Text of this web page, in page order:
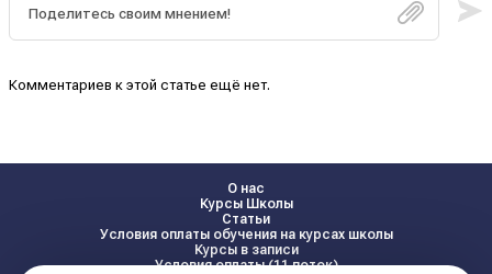
Комментариев к этой статье ещё нет.
О нас
Курсы Школы
Статьи
Условия оплаты обучения на курсах школы
Курсы в записи
Условия оплаты (11 поток)